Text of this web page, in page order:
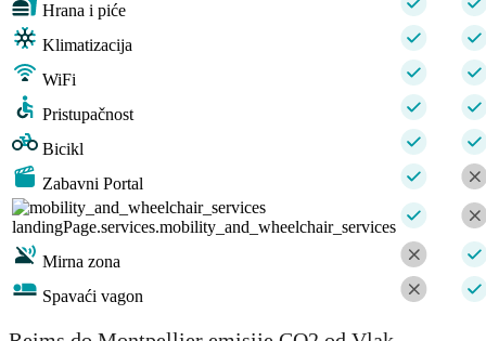
Hrana i piće
Klimatizacija
WiFi
Pristupačnost
Bicikl
Zabavni Portal
landingPage.services.mobility_and_wheelchair_services
Mirna zona
Spavaći vagon